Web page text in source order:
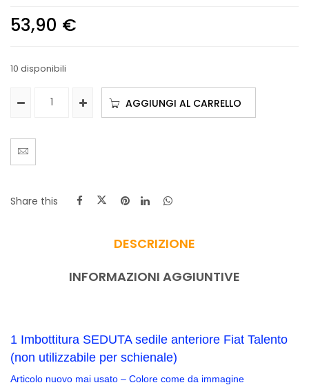
53,90 €
10 disponibili
AGGIUNGI AL CARRELLO
Share this
DESCRIZIONE
INFORMAZIONI AGGIUNTIVE
1 Imbottitura SEDUTA sedile anteriore Fiat Talento
(non utilizzabile per schienale)
Articolo nuovo mai usato – Colore come da immagine